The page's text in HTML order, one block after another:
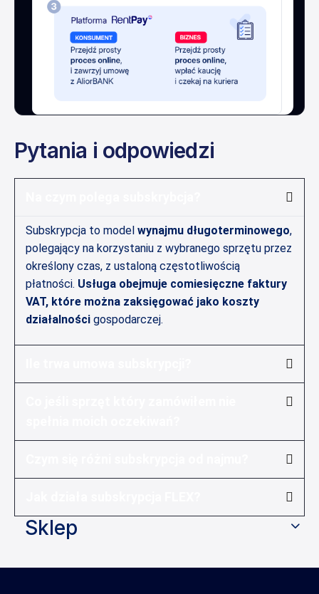
Pytania i odpowiedzi
Subskrypcja to model wynajmu długoterminowego,
polegający na korzystaniu z wybranego sprzętu przez
określony czas, z ustaloną częstotliwością
płatności. Usługa obejmuje comiesięczne faktury
VAT, które można zaksięgować jako koszty
działalności gospodarczej.
Sklep